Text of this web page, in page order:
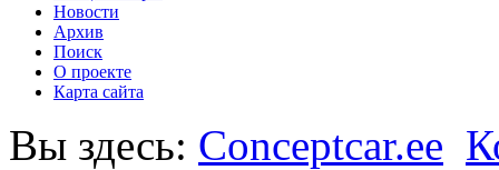
Новости
Архив
Поиск
О проекте
Карта сайта
Вы здесь: Conceptcar.ee